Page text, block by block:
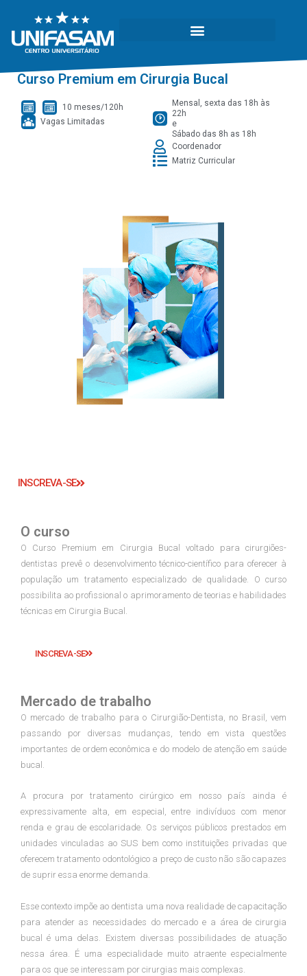
Curso Premium em Cirurgia Bucal
10 meses/120h
Vagas Limitadas
Mensal, sexta das 18h às
22h
e
Sábado das 8h as 18h
Coordenador
Matriz Curricular
INSCREVA-SE
O curso
O Curso Premium em Cirurgia Bucal voltado para cirurgiões-
dentistas prevê o desenvolvimento técnico-científico para oferecer à
população um tratamento especializado de qualidade. O curso
possibilita ao profissional o aprimoramento de teorias e habilidades
técnicas em Cirurgia Bucal.
INSCREVA-SE
Mercado de trabalho
O mercado de trabalho para o Cirurgião-Dentista, no Brasil, vem
passando por diversas mudanças, tendo em vista questões
importantes de ordem econômica e do modelo de atenção em saúde
bucal.
A procura por tratamento cirúrgico em nosso país ainda é
expressivamente alta, em especial, entre indivíduos com menor
renda e grau de escolaridade. Os serviços públicos prestados em
unidades vinculadas ao SUS bem como instituições privadas que
oferecem tratamento odontológico a preço de custo não são capazes
de suprir essa enorme demanda.
Esse contexto impõe ao dentista uma nova realidade de capacitação
para atender as necessidades do mercado e a área de cirurgia
bucal é uma delas. Existem diversas possibilidades de atuação
nessa área. É uma especialidade muito atraente especialmente
para os que se interessam por cirurgias mais complexas.